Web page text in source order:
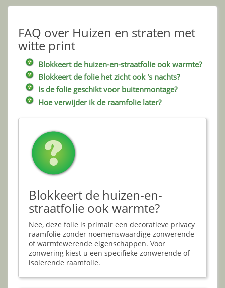
FAQ over Huizen en straten met
witte print
Blokkeert de huizen-en-straatfolie ook warmte?
Blokkeert de folie het zicht ook 's nachts?
Is de folie geschikt voor buitenmontage?
Hoe verwijder ik de raamfolie later?
Blokkeert de huizen-en-
straatfolie ook warmte?
Nee, deze folie is primair een decoratieve privacy
raamfolie zonder noemenswaardige zonwerende
of warmtewerende eigenschappen. Voor
zonwering kiest u een specifieke zonwerende of
isolerende raamfolie.